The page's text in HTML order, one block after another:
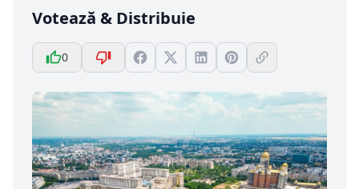
Votează & Distribuie
0